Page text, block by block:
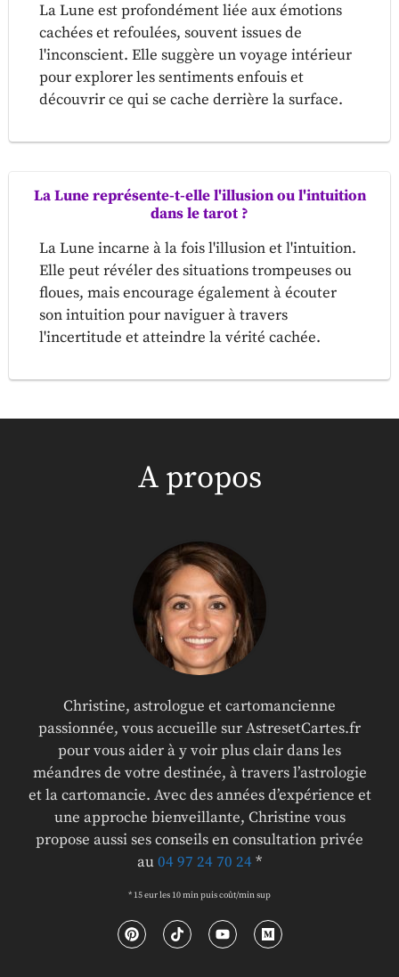
La Lune est profondément liée aux émotions
cachées et refoulées, souvent issues de
l'inconscient. Elle suggère un voyage intérieur
pour explorer les sentiments enfouis et
découvrir ce qui se cache derrière la surface.
La Lune représente-t-elle l'illusion ou l'intuition
dans le tarot ?
La Lune incarne à la fois l'illusion et l'intuition.
Elle peut révéler des situations trompeuses ou
floues, mais encourage également à écouter
son intuition pour naviguer à travers
l'incertitude et atteindre la vérité cachée.
A propos
Christine, astrologue et cartomancienne
passionnée, vous accueille sur AstresetCartes.fr
pour vous aider à y voir plus clair dans les
méandres de votre destinée, à travers l’astrologie
et la cartomancie. Avec des années d’expérience et
une approche bienveillante, Christine vous
propose aussi ses conseils en consultation privée
au04 97 24 70 24*
* 15 eur les 10 min puis coût/min sup